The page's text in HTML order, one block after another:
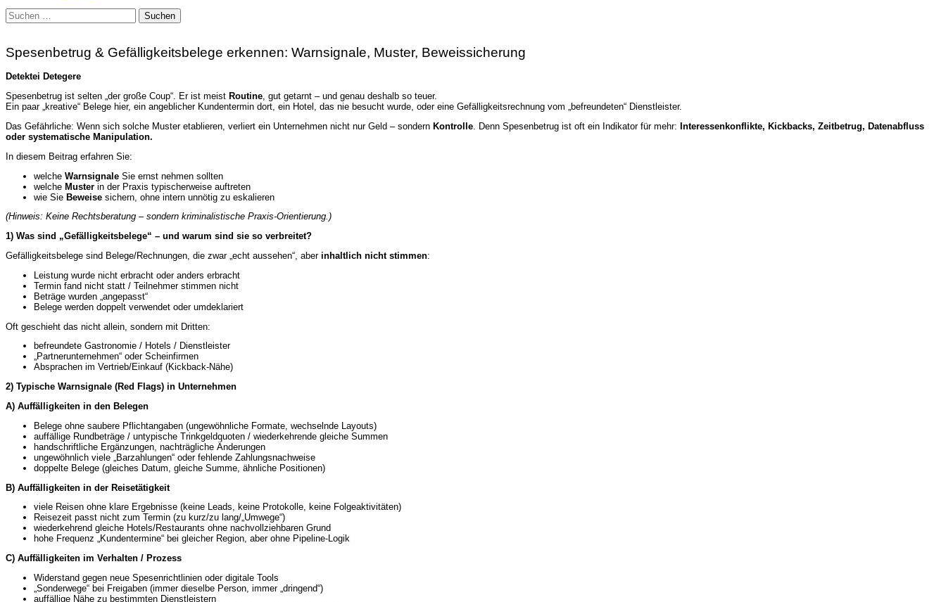
Suchen
nach:
Spesenbetrug & Gefälligkeitsbelege erkennen: Warnsignale, Muster, Beweissicherung
Detektei Detegere
Spesenbetrug ist selten „der große Coup“. Er ist meist Routine, gut getarnt – und genau deshalb so teuer.
Ein paar „kreative“ Belege hier, ein angeblicher Kundentermin dort, ein Hotel, das nie besucht wurde, oder eine Gefälligkeitsrechnung vom „befreundeten“ Dienstleister.
Das Gefährliche: Wenn sich solche Muster etablieren, verliert ein Unternehmen nicht nur Geld – sondern Kontrolle. Denn Spesenbetrug ist oft ein Indikator für mehr: Interessenkonflikte, Kickbacks, Zeitbetrug, Datenabfluss
oder systematische Manipulation.
In diesem Beitrag erfahren Sie:
welche Warnsignale Sie ernst nehmen sollten
welche Muster in der Praxis typischerweise auftreten
wie Sie Beweise sichern, ohne intern unnötig zu eskalieren
(Hinweis: Keine Rechtsberatung – sondern kriminalistische Praxis-Orientierung.)
1) Was sind „Gefälligkeitsbelege“ – und warum sind sie so verbreitet?
Gefälligkeitsbelege sind Belege/Rechnungen, die zwar „echt aussehen“, aber inhaltlich nicht stimmen:
Leistung wurde nicht erbracht oder anders erbracht
Termin fand nicht statt / Teilnehmer stimmen nicht
Beträge wurden „angepasst“
Belege werden doppelt verwendet oder umdeklariert
Oft geschieht das nicht allein, sondern mit Dritten:
befreundete Gastronomie / Hotels / Dienstleister
„Partnerunternehmen“ oder Scheinfirmen
Absprachen im Vertrieb/Einkauf (Kickback-Nähe)
2) Typische Warnsignale (Red Flags) in Unternehmen
A) Auffälligkeiten in den Belegen
Belege ohne saubere Pflichtangaben (ungewöhnliche Formate, wechselnde Layouts)
auffällige Rundbeträge / untypische Trinkgeldquoten / wiederkehrende gleiche Summen
handschriftliche Ergänzungen, nachträgliche Änderungen
ungewöhnlich viele „Barzahlungen“ oder fehlende Zahlungsnachweise
doppelte Belege (gleiches Datum, gleiche Summe, ähnliche Positionen)
B) Auffälligkeiten in der Reisetätigkeit
viele Reisen ohne klare Ergebnisse (keine Leads, keine Protokolle, keine Folgeaktivitäten)
Reisezeit passt nicht zum Termin (zu kurz/zu lang/„Umwege“)
wiederkehrend gleiche Hotels/Restaurants ohne nachvollziehbaren Grund
hohe Frequenz „Kundentermine“ bei gleicher Region, aber ohne Pipeline-Logik
C) Auffälligkeiten im Verhalten / Prozess
Widerstand gegen neue Spesenrichtlinien oder digitale Tools
„Sonderwege“ bei Freigaben (immer dieselbe Person, immer „dringend“)
auffällige Nähe zu bestimmten Dienstleistern